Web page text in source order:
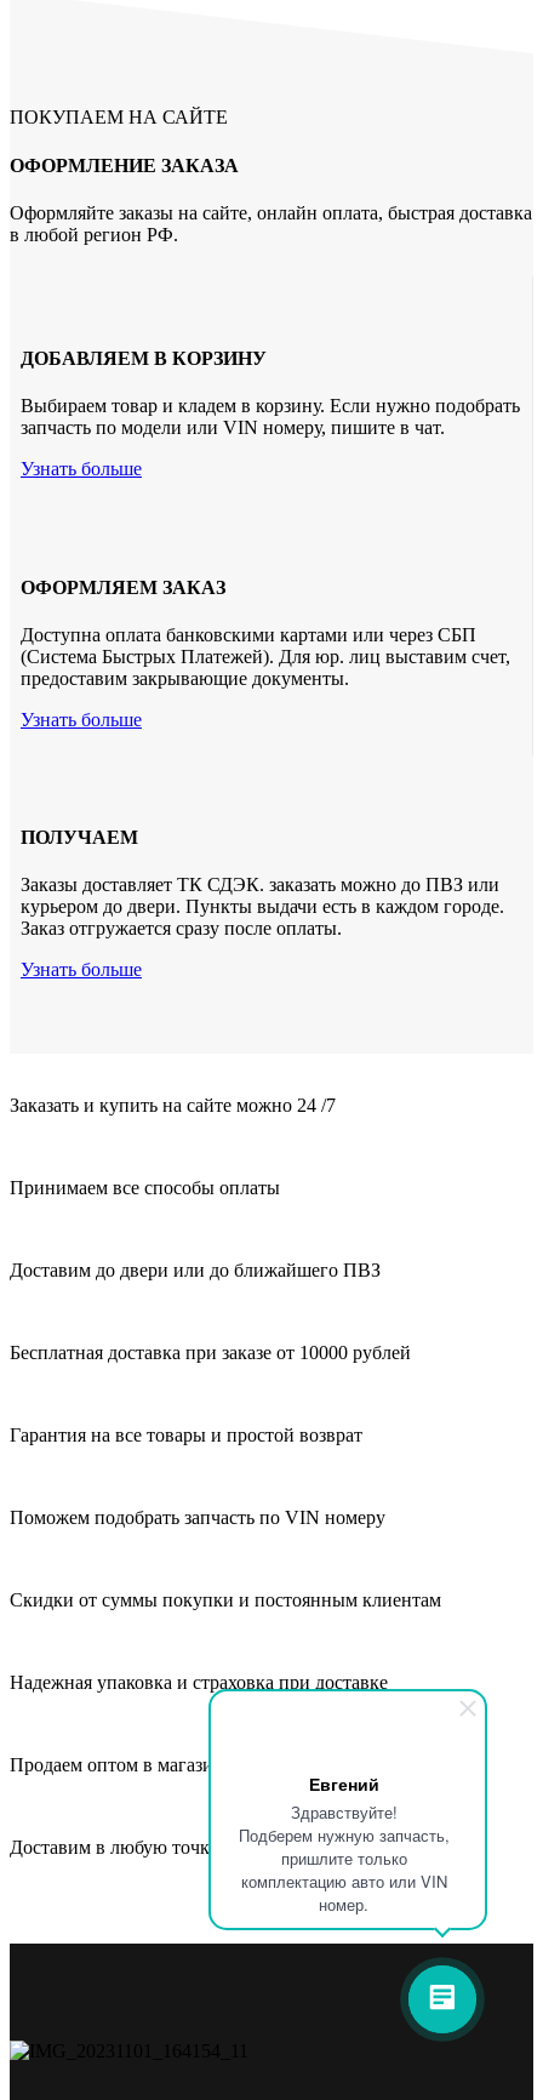
Евгений
Здравствуйте!
Подберем нужную запчасть,
пришлите только
комплектацию авто или VIN
номер.
ПОКУПАЕМ НА САЙТЕ
ОФОРМЛЕНИЕ ЗАКАЗА
Оформляйте заказы на сайте, онлайн оплата, быстрая доставка
в любой регион РФ.
ДОБАВЛЯЕМ В КОРЗИНУ
Выбираем товар и кладем в корзину. Если нужно подобрать
запчасть по модели или VIN номеру, пишите в чат.
Узнать больше
ОФОРМЛЯЕМ ЗАКАЗ
Доступна оплата банковскими картами или через СБП
(Система Быстрых Платежей). Для юр. лиц выставим счет,
предоставим закрывающие документы.
Узнать больше
ПОЛУЧАЕМ
Заказы доставляет ТК СДЭК. заказать можно до ПВЗ или
курьером до двери. Пункты выдачи есть в каждом городе.
Заказ отгружается сразу после оплаты.
Узнать больше
Заказать и купить на сайте можно 24 /7
Принимаем все способы оплаты
Доставим до двери или до ближайшего ПВЗ
Бесплатная доставка при заказе от 10000 рублей
Гарантия на все товары и простой возврат
Поможем подобрать запчасть по VIN номеру
Скидки от суммы покупки и постоянным клиентам
Надежная упаковка и страховка при доставке
Продаем оптом в магазины, СТО и автосервисы
Доставим в любую точку России и СНГ